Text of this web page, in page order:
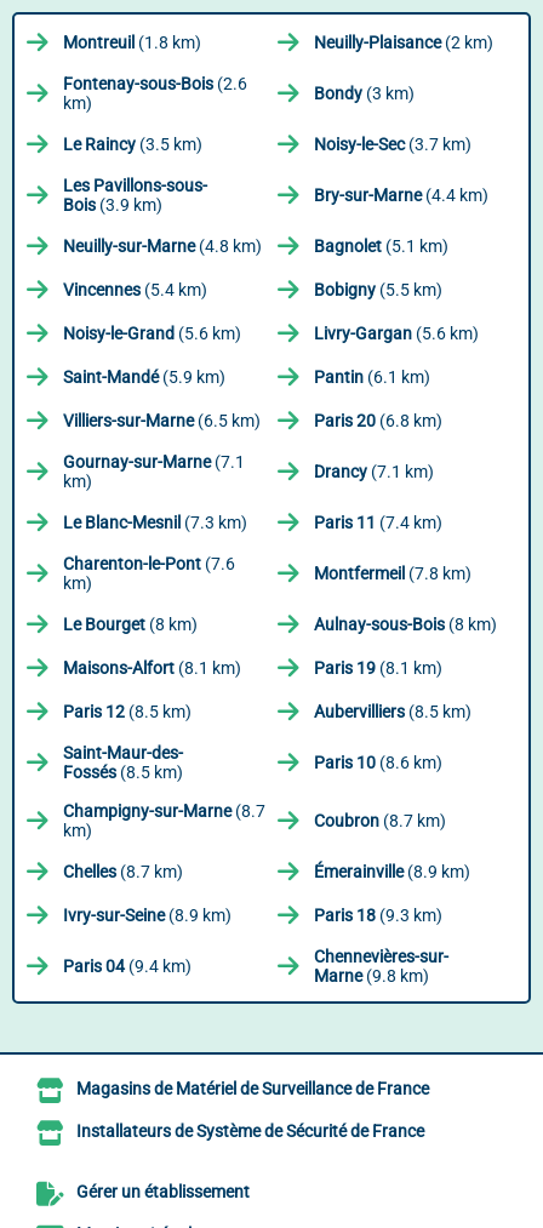
Montreuil (1.8 km) Neuilly-Plaisance(2 km)
Fontenay-sous-Bois (2.6
km)
Bondy (3 km)
Le Raincy (3.5 km) Noisy-le-Sec(3.7 km)
Les Pavillons-sous-
Bois (3.9 km) Bry-sur-Marne(4.4 km)
Neuilly-sur-Marne(4.8 km) Bagnolet (5.1 km)
Vincennes (5.4 km) Bobigny (5.5 km)
Noisy-le-Grand (5.6 km) Livry-Gargan (5.6 km)
Saint-Mandé(5.9 km) Pantin (6.1 km)
Villiers-sur-Marne(6.5 km) Paris 20 (6.8 km)
Gournay-sur-Marne(7.1
km)
Drancy (7.1 km)
Le Blanc-Mesnil (7.3 km) Paris 11 (7.4 km)
Charenton-le-Pont (7.6
km)
Montfermeil (7.8 km)
Le Bourget (8 km) Aulnay-sous-Bois (8 km)
Maisons-Alfort (8.1 km) Paris 19 (8.1 km)
Paris 12 (8.5 km) Aubervilliers (8.5 km)
Saint-Maur-des-
Fossés (8.5 km) Paris 10 (8.6 km)
Champigny-sur-Marne(8.7
km)
Coubron (8.7 km)
Chelles (8.7 km) Émerainville(8.9 km)
Ivry-sur-Seine(8.9 km) Paris 18 (9.3 km)
Paris 04(9.4 km)
Chennevières-sur-
Marne(9.8 km)
Magasins de Matériel de Surveillance de France
Installateurs de Système de Sécurité de France
Gérer un établissement